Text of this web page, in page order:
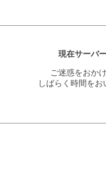
現在サーバ
ご迷惑をおか
しばらく時間を